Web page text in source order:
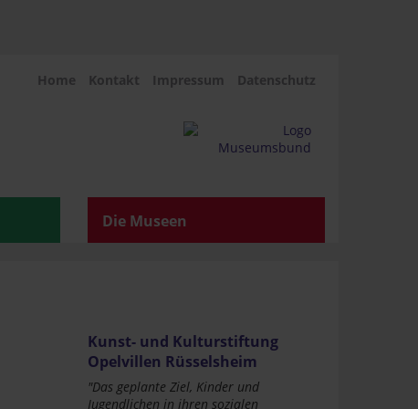
Home Kontakt Impressum Datenschutz
Die Museen
Kunst- und Kulturstiftung
Opelvillen Rüsselsheim
"Das geplante Ziel, Kinder und
Jugendlichen in ihren sozialen